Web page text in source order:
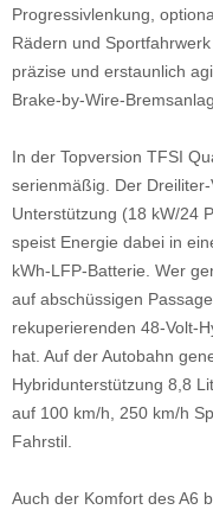
Progressivlenkung,
Rädern und
präzise und erstaunlich
Brake-by-Wire-
In der Topversion TFSI
serienmäßig. Der
Unterstützung (18 kW/24
speist Energie dabei in
kWh-LFP-Batterie. Wer
auf abschüssigen
rekuperierenden 48-Volt-
hat. Auf der Autobahn
Hybridunterstützung 8,8
auf 100 km/h, 250 km/h
Fahrstil.
Auch der Komfort des A6